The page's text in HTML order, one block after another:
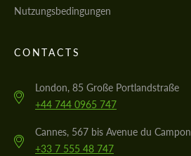
Nutzungsbedingungen
CONTACTS
London, 85 Große Portlandstraße
+44 744 0965 747
Cannes, 567 bis Avenue du Campon
+33 7 555 48 747